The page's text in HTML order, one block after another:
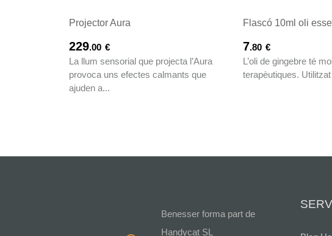
Projector Aura
229.00 €
La llum sensorial que projecta l’Aura
provoca uns efectes calmants que
ajuden a...
Flascó 10ml oli
7.80 €
L’oli de gingebre té
terapèutiques.
Benesser forma part de
Handycat SL